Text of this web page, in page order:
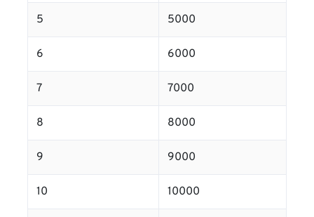
5 5000
6 6000
7 7000
8 8000
9 9000
10 10000